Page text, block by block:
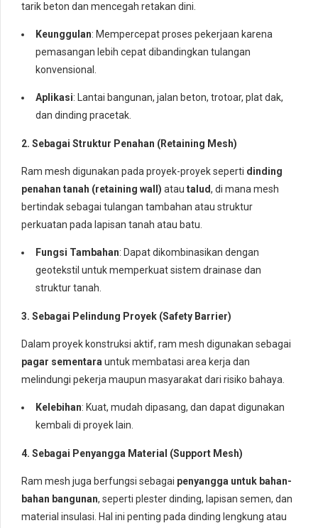
tarik beton dan mencegah retakan dini.
Keunggulan: Mempercepat proses pekerjaan karena
pemasangan lebih cepat dibandingkan tulangan
konvensional.
Aplikasi: Lantai bangunan, jalan beton, trotoar, plat dak,
dan dinding pracetak.
2. Sebagai Struktur Penahan (Retaining Mesh)
Ram mesh digunakan pada proyek-proyek seperti dinding
penahan tanah (retaining wall) atau talud, di mana mesh
bertindak sebagai tulangan tambahan atau struktur
perkuatan pada lapisan tanah atau batu.
Fungsi Tambahan: Dapat dikombinasikan dengan
geotekstil untuk memperkuat sistem drainase dan
struktur tanah.
3. Sebagai Pelindung Proyek (Safety Barrier)
Dalam proyek konstruksi aktif, ram mesh digunakan sebagai
pagar sementara untuk membatasi area kerja dan
melindungi pekerja maupun masyarakat dari risiko bahaya.
Kelebihan: Kuat, mudah dipasang, dan dapat digunakan
kembali di proyek lain.
4. Sebagai Penyangga Material (Support Mesh)
Ram mesh juga berfungsi sebagai penyangga untuk bahan-
bahan bangunan, seperti plester dinding, lapisan semen, dan
material insulasi. Hal ini penting pada dinding lengkung atau